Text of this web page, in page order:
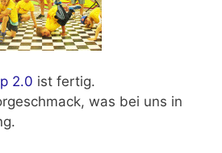
2.0 ist fertig.
was bei uns in